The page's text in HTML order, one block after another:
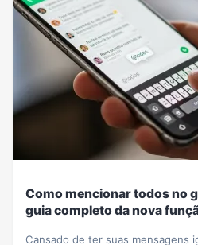
Como mencionar todos no
guia completo da nova
Cansado de ter suas mensagens